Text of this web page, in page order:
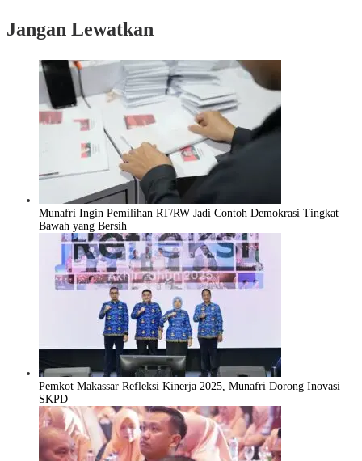
Jangan Lewatkan
Munafri Ingin Pemilihan RT/RW Jadi Contoh Demokrasi Tingkat
Bawah yang Bersih
Pemkot Makassar Refleksi Kinerja 2025, Munafri Dorong Inovasi
SKPD